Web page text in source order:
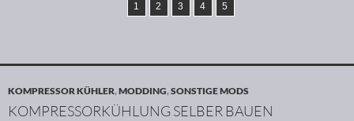
1 2 3 4 5
KOMPRESSOR KÜHLER,MODDING,SONSTIGE MODS
KOMPRESSORKÜHLUNG SELBER BAUEN